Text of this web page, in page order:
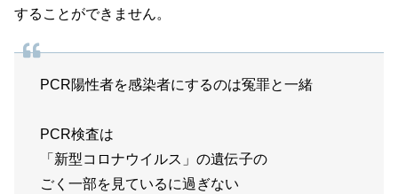
することができません。
PCR陽性者を感染者にするのは冤罪と一緒
PCR検査は
「新型コロナウイルス」の遺伝子の
ごく一部を見ているに過ぎない